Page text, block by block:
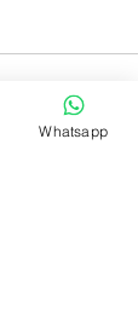
Whatsapp